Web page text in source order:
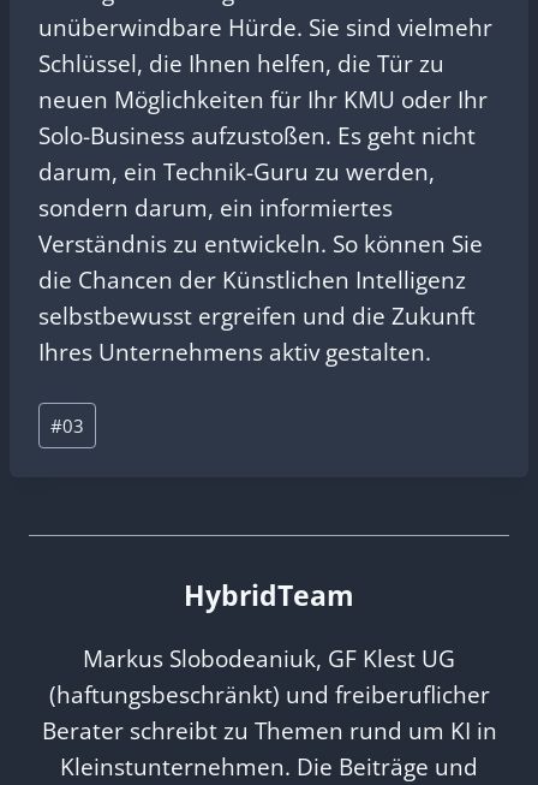
unüberwindbare Hürde. Sie sind vielmehr
Schlüssel, die Ihnen helfen, die Tür zu
neuen Möglichkeiten für Ihr KMU oder Ihr
Solo-Business aufzustoßen. Es geht nicht
darum, ein Technik-Guru zu werden,
sondern darum, ein informiertes
Verständnis zu entwickeln. So können Sie
die Chancen der Künstlichen Intelligenz
selbstbewusst ergreifen und die Zukunft
Ihres Unternehmens aktiv gestalten.
Schlagworte:
#03
HybridTeam
Markus Slobodeaniuk, GF Klest UG
(haftungsbeschränkt) und freiberuflicher
Berater schreibt zu Themen rund um KI in
Kleinstunternehmen. Die Beiträge und